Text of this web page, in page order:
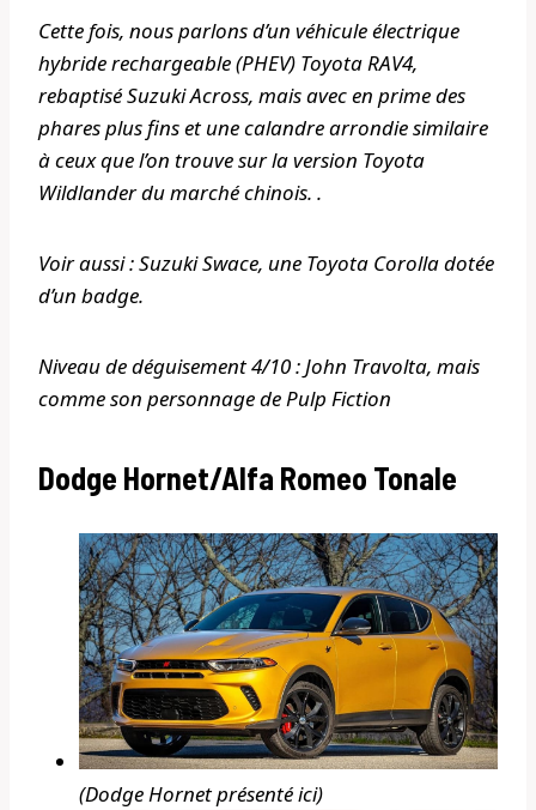
Cette fois, nous parlons d’un véhicule électrique
hybride rechargeable (PHEV) Toyota RAV4,
rebaptisé Suzuki Across, mais avec en prime des
phares plus fins et une calandre arrondie similaire
à ceux que l’on trouve sur la version Toyota
Wildlander du marché chinois. .
Voir aussi : Suzuki Swace, une Toyota Corolla dotée
d’un badge.
Niveau de déguisement 4/10 : John Travolta, mais
comme son personnage de Pulp Fiction
Dodge Hornet/Alfa Romeo Tonale
(Dodge Hornet présenté ici)